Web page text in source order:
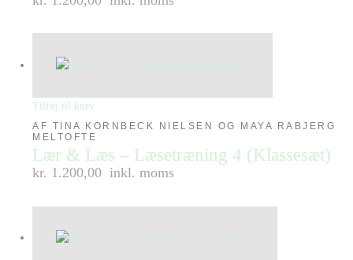
Tilføj til kurv
AF TINA KORNBECK NIELSEN OG MAYA RABJERG
MELTOFTE
Lær & Læs – Læsetræning 4 (Klassesæt)
kr. 1.200,00 inkl. moms